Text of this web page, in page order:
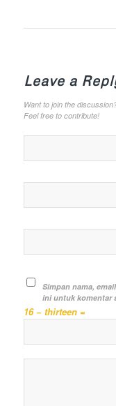
Leave a
Want to join the
Feel free to contribute!
Simpan nama,
ini untuk komentar
16 − thirteen =